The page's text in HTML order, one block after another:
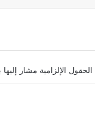
الحقول الإلزامية مشار إليها